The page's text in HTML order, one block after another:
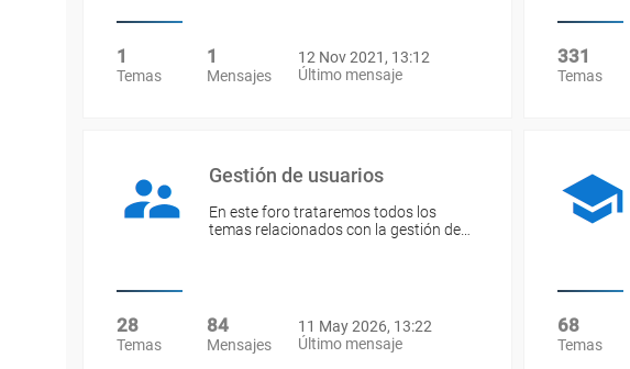
1
Temas
1
Mensajes
12 Nov 2021, 13:12
Último mensaje
331
Temas
Gestión de usuarios
En este foro trataremos todos los
temas relacionados con la gestión de…
28
Temas
84
Mensajes
11 May 2026, 13:22
Último mensaje
68
Temas